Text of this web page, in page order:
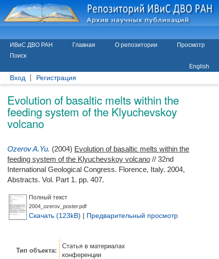
ИВиС ДВО РАН Главная О репозитории
Просмотр
Поиск
English
Вход Регистрация
Evolution of basaltic melts within the
feeding system of the Klyuchevskoy
volcano
Ozerov A.Yu. (2004) Evolution of basaltic melts within the
feeding system of the Klyuchevskoy volcano // 32nd
International Geological Congress. Florence, Italy. 2004,
Abstracts. Vol. Part 1. pp. 407.
Полный текст
2004_ozerov_poster.pdf
Скачать (123kB) | Предварительный просмотр
Тип объекта:
Статья в материалах
конференции